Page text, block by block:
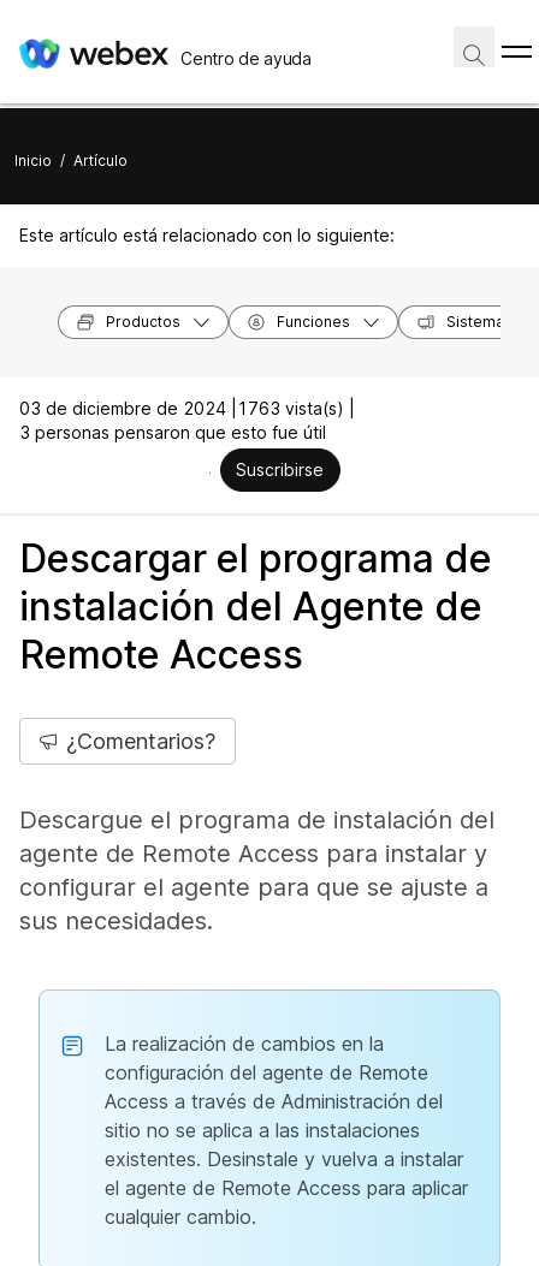
Centro de ayuda
Inicio / Artículo
Este artículo está relacionado con lo siguiente:
Productos Funciones Sistemas
03 de diciembre de 2024 |
1763 vista(s) |
3 personas pensaron que esto fue útil
Suscribirse
Descargar el programa de
instalación del Agente de
Remote Access
¿Comentarios?
Descargue el programa de instalación del
agente de Remote Access para instalar y
configurar el agente para que se ajuste a
sus necesidades.
La realización de cambios en la
configuración del agente de Remote
Access a través de Administración del
sitio no se aplica a las instalaciones
existentes. Desinstale y vuelva a instalar
el agente de Remote Access para aplicar
cualquier cambio.